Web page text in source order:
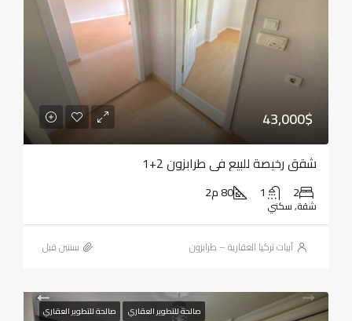
43,000$
شقق رخيصة للبيع في طرابزون 2+1
2
1 80 م2
شقة, سكني
أبيات تركيا العقارية – طرابزون ‏سنتين قبل
صالحة للتطوير العقاري صالحة للتطوير العقاري